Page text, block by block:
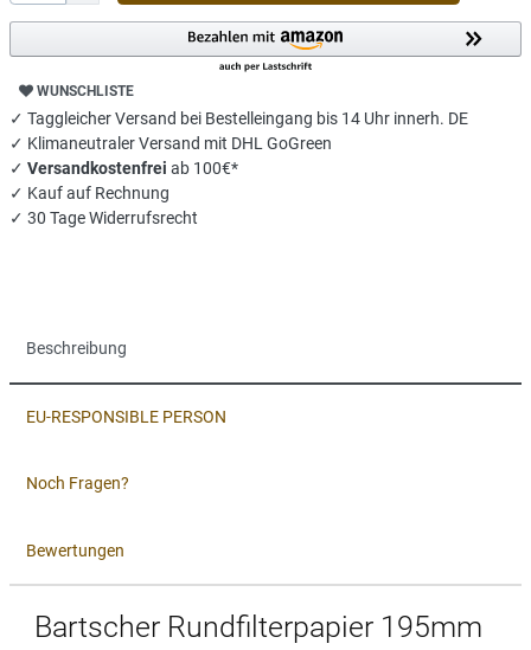
WUNSCHLISTE
✓ Taggleicher Versand bei Bestelleingang bis 14 Uhr innerh. DE
✓ Klimaneutraler Versand mit DHL GoGreen
✓ Versandkostenfrei ab 100€*
✓ Kauf auf Rechnung
✓ 30 Tage Widerrufsrecht
Beschreibung
EU-RESPONSIBLE PERSON
Noch Fragen?
Bewertungen
Bartscher Rundfilterpapier 195mm